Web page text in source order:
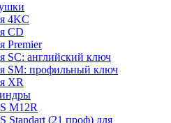
4KC
CD
Premier
SC: английский ключ
SM: профильный ключ
XR
M12R
Standart (21 проф) для